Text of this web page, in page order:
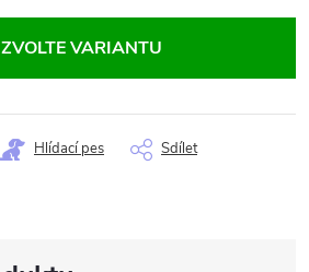
ZVOLTE VARIANTU
Hlídací pes Sdílet